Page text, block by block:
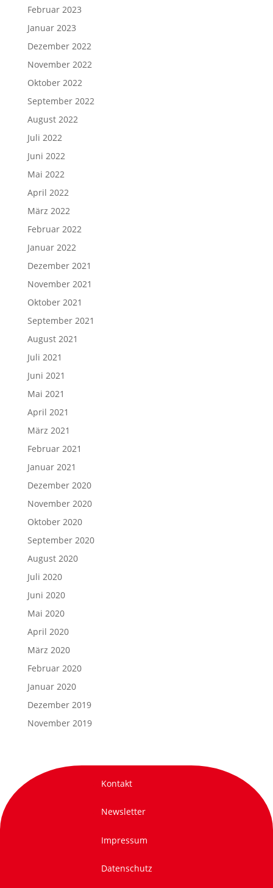
Februar 2023
Januar 2023
Dezember 2022
November 2022
Oktober 2022
September 2022
August 2022
Juli 2022
Juni 2022
Mai 2022
April 2022
März 2022
Februar 2022
Januar 2022
Dezember 2021
November 2021
Oktober 2021
September 2021
August 2021
Juli 2021
Juni 2021
Mai 2021
April 2021
März 2021
Februar 2021
Januar 2021
Dezember 2020
November 2020
Oktober 2020
September 2020
August 2020
Juli 2020
Juni 2020
Mai 2020
April 2020
März 2020
Februar 2020
Januar 2020
Dezember 2019
November 2019
Kontakt
Newsletter
Impressum
Datenschutz